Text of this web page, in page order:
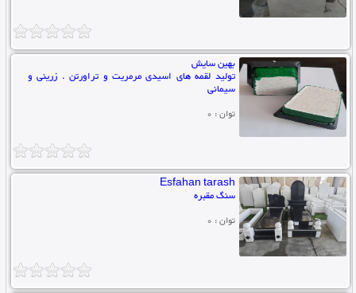
بهین سایش
تولید لقمه های اسیدی مرمریت و تراورتن . زرینی و
سیمانی
توان : 0
Esfahan tarash
سنگ مقبره
توان : 0